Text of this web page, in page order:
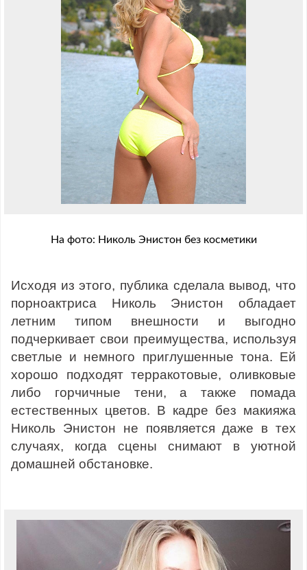
На фото: Николь Энистон без косметики
Исходя из этого, публика сделала вывод, что
порноактриса Николь Энистон обладает
летним типом внешности и выгодно
подчеркивает свои преимущества, используя
светлые и немного приглушенные тона. Ей
хорошо подходят терракотовые, оливковые
либо горчичные тени, а также помада
естественных цветов. В кадре без макияжа
Николь Энистон не появляется даже в тех
случаях, когда сцены снимают в уютной
домашней обстановке.